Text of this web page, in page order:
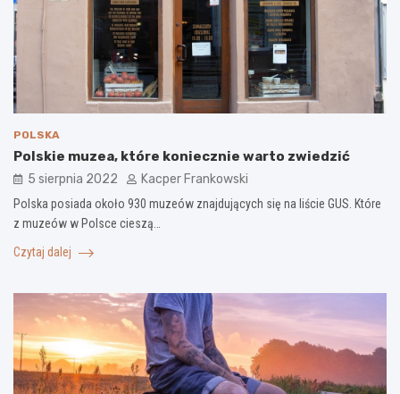
POLSKA
Polskie muzea, które koniecznie warto zwiedzić
5 sierpnia 2022 Kacper Frankowski
Polska posiada około 930 muzeów znajdujących się na liście GUS. Które
z muzeów w Polsce cieszą…
Czytaj dalej